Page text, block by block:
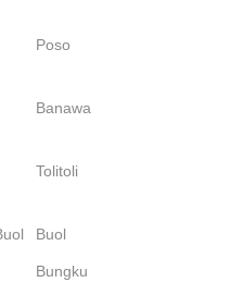
Poso
Banawa
Tolitoli
Buol
Bungku